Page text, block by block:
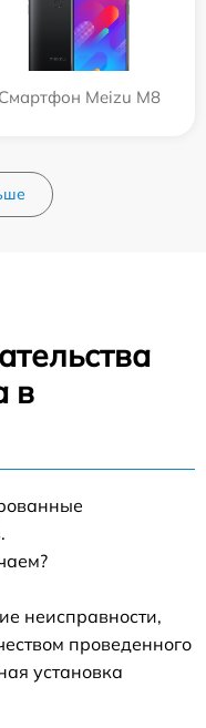
Смартфон Meizu M8
в
неисправности,
проведенного
установка